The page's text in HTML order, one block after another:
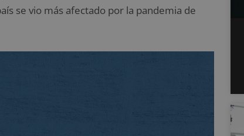
se vio más afectado por la pandemia de